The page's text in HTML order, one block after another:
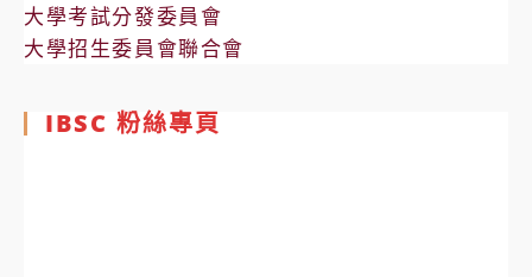
大學考試分發委員會
大學招生委員會聯合會
IBSC 粉絲專頁